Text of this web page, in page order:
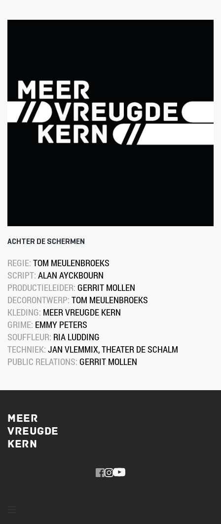
ACHTER DE SCHERMEN
REGIE: TOM MEULENBROEKS
SCRIPT: ALAN AYCKBOURN
PRODUCTIELEIDER: GERRIT MOLLEN
DECORONTWERP: TOM MEULENBROEKS
KLEDING: MEER VREUGDE KERN
GRIME: EMMY PETERS
SOUFFLEUR: RIA LUDDING
TECHNIEK: JAN VLEMMIX, THEATER DE SCHALM
PUBLIC RELATIONS: GERRIT MOLLEN
MEER
VREUGDE
KERN